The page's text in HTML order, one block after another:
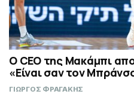
Ο CEO της Μακάμπι
«Είναι σαν τον
ΓΙΩΡΓΟΣ ΦΡΑΓΑΚΗΣ